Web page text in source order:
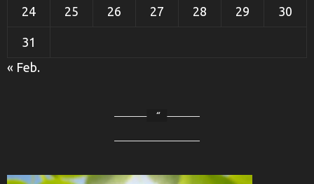
24 25 26 27 28 29 30
31
« Feb.